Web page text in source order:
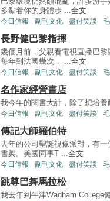
多黏着你的身體步 ...全文
今日信報 副刊文化 盡付笑談
長野健巴黎指揮
幾個月前，父親看電視直播巴
每年到法國幾次， ...全文
今日信報 副刊文化 盡付笑談
名作家經營書店
我今年的閱書大計，除了想培
今日信報 副刊文化 盡付笑談
傳記大師羅伯特
去年的公司聖誕視像派對，有
書架。美國同事T ...全文
今日信報 副刊文化 盡付笑談
跳尊巴舞馬拉松
我去年到牛津Wadham College